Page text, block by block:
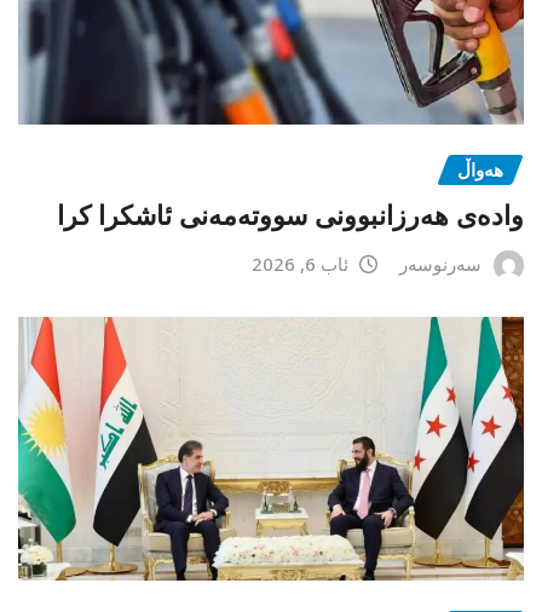
هەواڵ
وادەی هەرزانبوونی سووتەمەنی ئاشکرا کرا
سەرنوسەر ئاب 6, 2026